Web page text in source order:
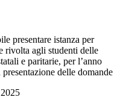
presentare istanza per
rivolta agli studenti delle
e paritarie, per l’anno
delle domande